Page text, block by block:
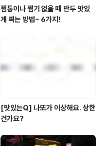
찜통이나 찜기 없을 때 만두 맛있
게 찌는 방법~ 6가지!
[맛있는Q] 나또가 이상해요. 상한
건가요?